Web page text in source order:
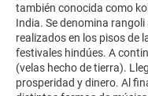
también conocida como
India. Se denomina
realizados en los pisos de
festivales hindúes. A
(velas hecho de tierra).
prosperidad y dinero. Al